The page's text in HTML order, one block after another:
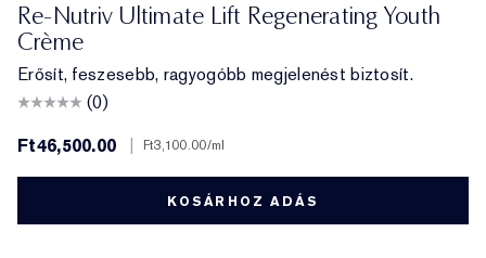
Re-Nutriv Ultimate Lift Regenerating Youth
Crème
Erősít, feszesebb, ragyogóbb megjelenést biztosít.
(0)
Ft46,500.00
Ft3,100.00/ml
KOSÁRHOZ ADÁS